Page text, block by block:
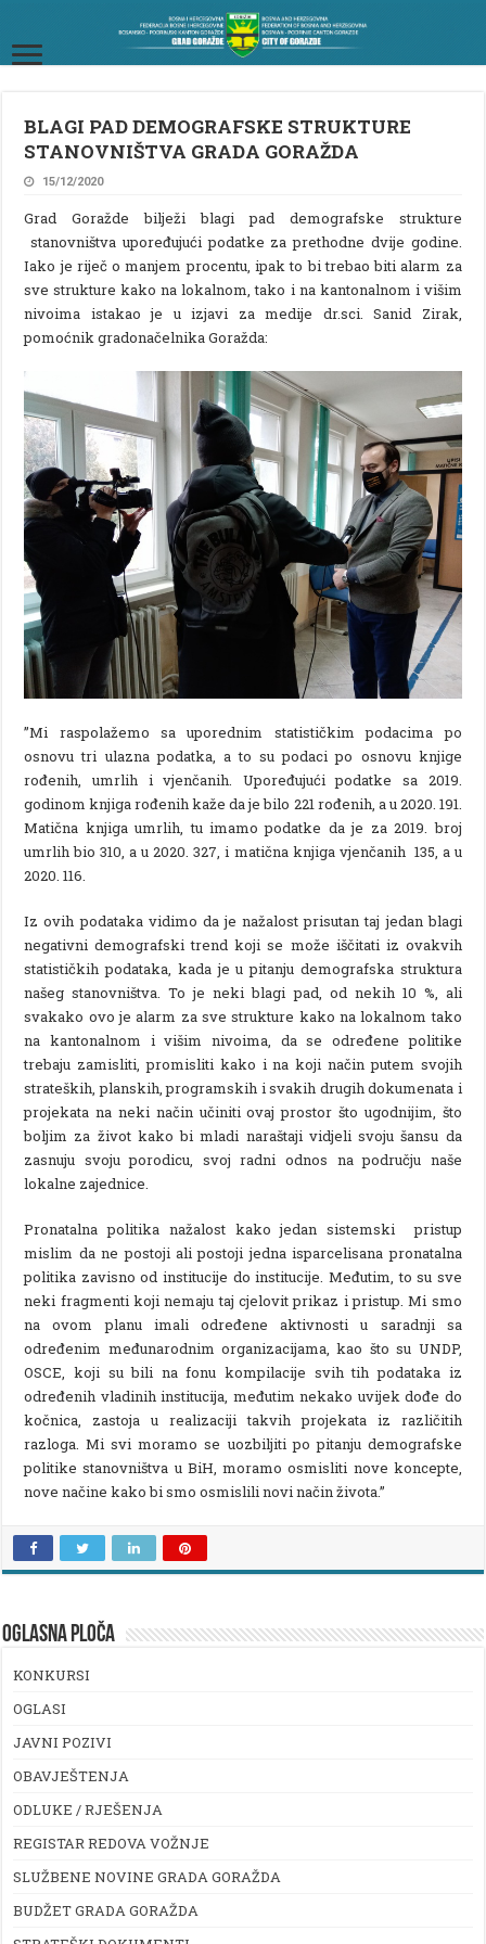
BLAGI PAD DEMOGRAFSKE STRUKTURE
STANOVNIŠTVA GRADA GORAŽDA
15/12/2020
Grad Goražde bilježi blagi pad demografske strukture
stanovništva upoređujući podatke za prethodne dvije godine.
Iako je riječ o manjem procentu, ipak to bi trebao biti alarm za
sve strukture kako na lokalnom, tako i na kantonalnom i višim
nivoima istakao je u izjavi za medije dr.sci. Sanid Zirak,
pomoćnik gradonačelnika Goražda:
’’Mi raspolažemo sa uporednim statističkim podacima po
osnovu tri ulazna podatka, a to su podaci po osnovu knjige
rođenih, umrlih i vjenčanih. Upoređujući podatke sa 2019.
godinom knjiga rođenih kaže da je bilo 221 rođenih, a u 2020. 191.
Matična knjiga umrlih, tu imamo podatke da je za 2019. broj
umrlih bio 310, a u 2020. 327, i matična knjiga vjenčanih 135, a u
2020. 116.
Iz ovih podataka vidimo da je nažalost prisutan taj jedan blagi
negativni demografski trend koji se može iščitati iz ovakvih
statističkih podataka, kada je u pitanju demografska struktura
našeg stanovništva. To je neki blagi pad, od nekih 10 %, ali
svakako ovo je alarm za sve strukture kako na lokalnom tako
na kantonalnom i višim nivoima, da se određene politike
trebaju zamisliti, promisliti kako i na koji način putem svojih
strateških, planskih, programskih i svakih drugih dokumenata i
projekata na neki način učiniti ovaj prostor što ugodnijim, što
boljim za život kako bi mladi naraštaji vidjeli svoju šansu da
zasnuju svoju porodicu, svoj radni odnos na području naše
lokalne zajednice.
Pronatalna politika nažalost kako jedan sistemski pristup
mislim da ne postoji ali postoji jedna isparcelisana pronatalna
politika zavisno od institucije do institucije. Međutim, to su sve
neki fragmenti koji nemaju taj cjelovit prikaz i pristup. Mi smo
na ovom planu imali određene aktivnosti u saradnji sa
određenim međunarodnim organizacijama, kao što su UNDP,
OSCE, koji su bili na fonu kompilacije svih tih podataka iz
određenih vladinih institucija, međutim nekako uvijek dođe do
kočnica, zastoja u realizaciji takvih projekata iz različitih
razloga. Mi svi moramo se uozbiljiti po pitanju demografske
politike stanovništva u BiH, moramo osmisliti nove koncepte,
nove načine kako bi smo osmislili novi način života.’’
OGLASNA PLOČA
KONKURSI
OGLASI
JAVNI POZIVI
OBAVJEŠTENJA
ODLUKE / RJEŠENJA
REGISTAR REDOVA VOŽNJE
SLUŽBENE NOVINE GRADA GORAŽDA
BUDŽET GRADA GORAŽDA